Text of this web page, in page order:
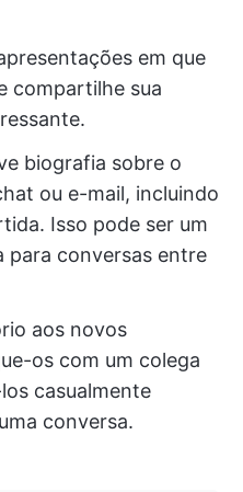
em que
compartilhe sua
biografia sobre o
ou e-mail, incluindo
Isso pode ser um
conversas entre
aos novos
os com um colega
casualmente
conversa.